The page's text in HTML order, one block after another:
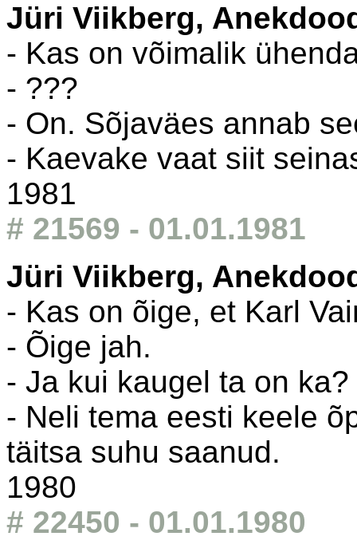
Jüri Viikberg,
- Kas on võimalik
- ???
- On. Sõjaväes annab
- Kaevake vaat siit
1981
# 21569 - 01.01.1981
Jüri Viikberg,
- Kas on õige, et Karl
- Õige jah.
- Ja kui kaugel ta on ka?
- Neli tema eesti keele
täitsa suhu saanud.
1980
# 22450 - 01.01.1980